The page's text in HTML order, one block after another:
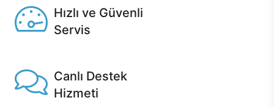
Hızlı ve Güvenli
Servis
Canlı Destek
Hizmeti